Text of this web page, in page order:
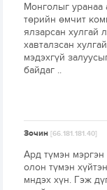
Монголыг уранаа
төрийн өмчит
ялзарсан хулгай
хавталзсан
мэдэхгүй
байдаг ..
Зочин[66.181.181.40]
Ард түмэн мэргэн
олон түмэн
мндэх хүн. Гэж